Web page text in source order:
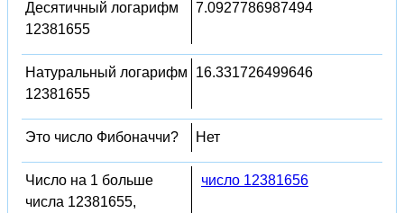
Десятичный логарифм
12381655
7.0927786987494
Натуральный логарифм
12381655
16.331726499646
Это число Фибоначчи? Нет
Число на 1 больше
числа 12381655,
число 12381656